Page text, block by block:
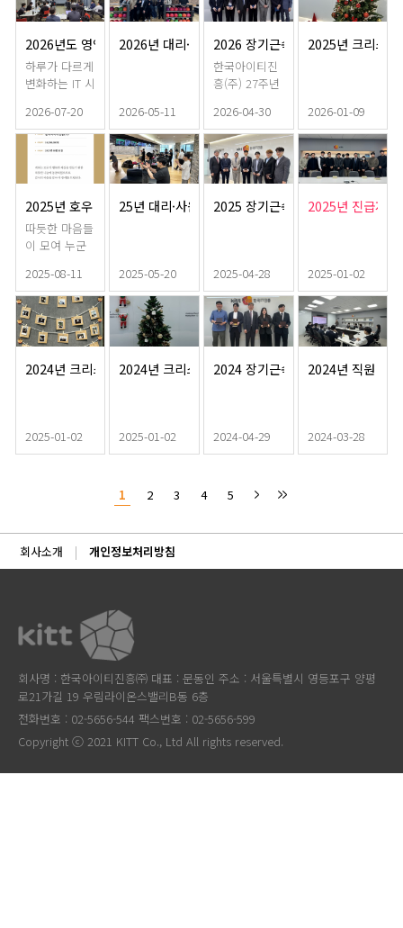
2026년도 영업직군 역량강화 교육 진행
하루가 다르게
변화하는 IT 시
읽고, 고객에
게 최적의 솔
루션을 제안하
기 위해서는
끊임없는 학습
과 성장이 필
수적입니
다. 한국아이
티진흥에서는
이러한 시장
변화에 선제적
으로 대응하
고, 영업 직군
의 전문성을
하고자 특별한
2026-07-20
2026년 대리·사원 워크샵
2026-05-11
2026 장기근속포상
한국아이티진
흥(주) 27주년
맞아 근속 10
주년 장기근속
직원분들의 근
속 포상 행사
를 진행하였습
니다.지난 10
깊이 감사드립
니다.
2026-04-30
2025년 크리스마
2026-01-09
2025년 호우 피해 특별모금 및 기부
따듯한 마음들
이 모여 누군
이 되길 소망
하며 한국아이
티진흥 임직원
분들께서
'2025년 호우
피해 이재민
도 사회에 좋
은 영향을 미
겠습니다.
2025-08-11
25년 대리·사원급 워크샵
2025-05-20
2025 장기근속포상
2025-04-28
2025년 진급자
2025-01-02
2024년 크리스마스 시상
2025-01-02
2024년 크리스마스
2025-01-02
2024 장기근속포상
2024-04-29
2024년 직원 교육
2024-03-28
1 2 3 4 5
회사소개 개인정보처리방침
회사명 : 한국아이티진흥㈜ 대표 : 문동인 주소 : 서울특별시 영등포구 양평
로21가길 19 우림라이온스밸리B동 6층
전화번호 : 02-5656-544 팩스번호 : 02-5656-599
Copyright ⓒ 2021 KITT Co., Ltd All rights reserved.